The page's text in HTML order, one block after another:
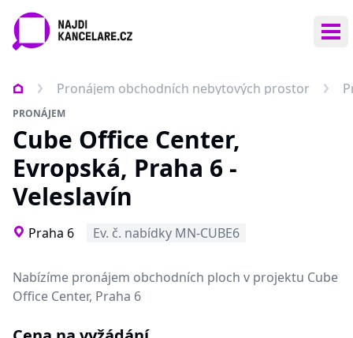
Pronájem obchodních nebytových prostor
PRONÁJEM
Cube Office Center,
Evropská, Praha 6 -
Veleslavín
Praha 6 Ev. č. nabídky MN-CUBE6
Nabízíme pronájem obchodních ploch v projektu Cube
Office Center, Praha 6